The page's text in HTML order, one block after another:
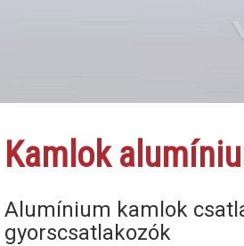
Kamlok
Alumínium kamlok
gyorscsatlakozók